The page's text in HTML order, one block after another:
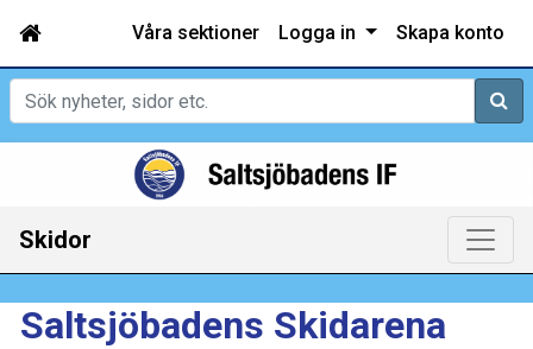
Våra sektioner Logga in Skapa konto
Sök
Skidor
Saltsjöbadens Skidarena